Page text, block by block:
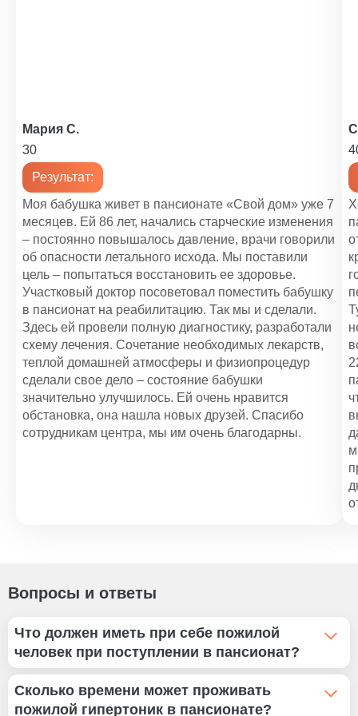
Уход за реанимационными больными
1 450 ₽
Уход за кардиологическими больными
1 200 ₽
Помощь по уходу за пожилыми людьми
1 100 ₽
Уход за больными с рассеянным склерозом
1 000 ₽
Мария С.
30
Результат:
Моя бабушка живет в пансионате «Свой дом» уже 7
месяцев. Ей 86 лет, начались старческие изменения
– постоянно повышалось давление, врачи говорили
об опасности летального исхода. Мы поставили
цель – попытаться восстановить ее здоровье.
Участковый доктор посоветовал поместить бабушку
в пансионат на реабилитацию. Так мы и сделали.
Здесь ей провели полную диагностику, разработали
схему лечения. Сочетание необходимых лекарств,
теплой домашней атмосферы и физиопроцедур
сделали свое дело – состояние бабушки
значительно улучшилось. Ей очень нравится
обстановка, она нашла новых друзей. Спасибо
сотрудникам центра, мы им очень благодарны.
Вопросы и ответы
Что должен иметь при себе пожилой
человек при поступлении в пансионат?
3-5 смен нательного белья;
Сколько времени может проживать
пожилой гипертоник в пансионате?